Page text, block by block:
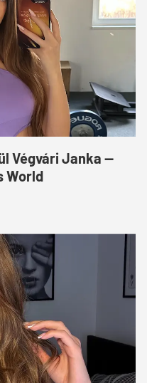
Végvári Janka —
World